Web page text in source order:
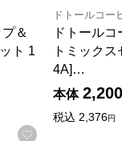
＆
ト 1
お気に入りに登
ドトールコー
ドトール
トミック
4A]…
本体 2,200
税込 2,376円